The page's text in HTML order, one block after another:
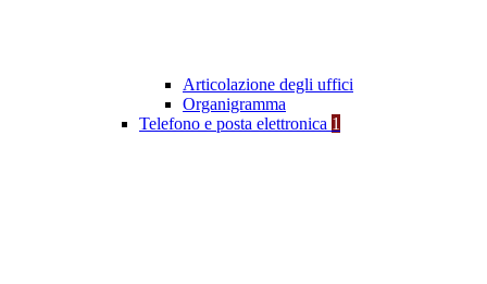
Articolazione degli uffici
Organigramma
Telefono e posta elettronica 1